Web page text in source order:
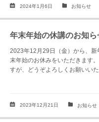
2024年1月6日 お知らせ
年末年始の休講のお知ら
2023年12月29日（金）から、
末年始のお休みをいただきます
すが、どうぞよろしくお願いい
2023年12月21日 お知らせ